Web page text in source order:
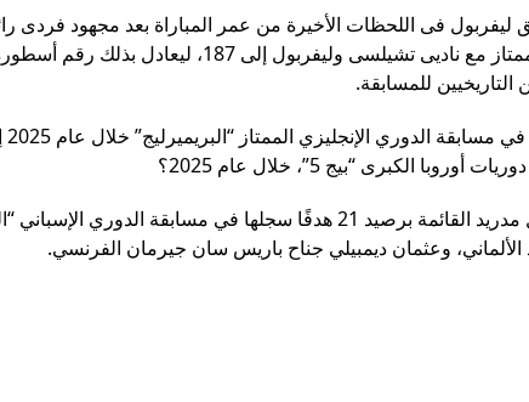
فى اللحظات الأخيرة من عمر المباراة بعد مجهود فردى
مسيرته بمسابقة الدورى الإنجليزى الممتاز مع ناديى
التاريخيين للمسابقة.
نجم ريال مدريد القائمة برصيد 21 هدفًا سجلها في مسابقة
وعثمان ديمبيلي جناح باريس سان جيرمان الفرنسي.